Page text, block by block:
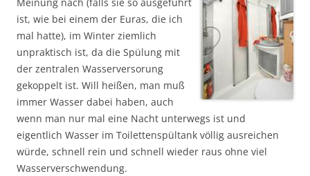
Meinung nach (falls sie so ausgeführt
ist, wie bei einem der Euras, die ich
mal hatte), im Winter ziemlich
unpraktisch ist, da die Spülung mit
der zentralen Wasserversorung
gekoppelt ist. Will heißen, man muß
immer Wasser dabei haben, auch
wenn man nur mal eine Nacht unterwegs ist und
eigentlich Wasser im Toilettenspültank völlig ausreichen
würde, schnell rein und schnell wieder raus ohne viel
Wasserverschwendung.